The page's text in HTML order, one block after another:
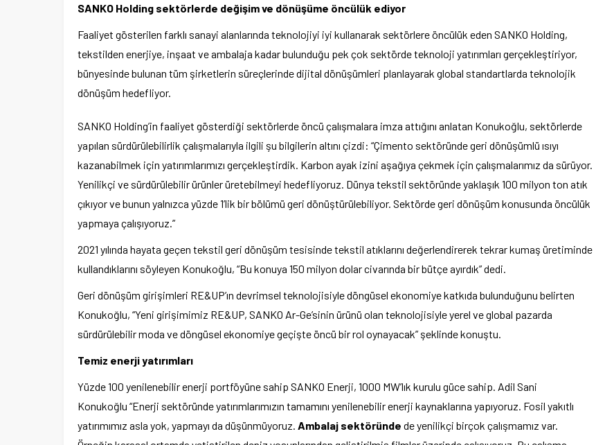
SANKO Holding sektörlerde değişim ve dönüşüme öncülük ediyor
Faaliyet gösterilen farklı sanayi alanlarında teknolojiyi iyi kullanarak sektörlere öncülük eden SANKO Holding,
tekstilden enerjiye, inşaat ve ambalaja kadar bulunduğu pek çok sektörde teknoloji yatırımları gerçekleştiriyor,
bünyesinde bulunan tüm şirketlerin süreçlerinde dijital dönüşümleri planlayarak global standartlarda teknolojik
dönüşüm hedefliyor.
SANKO Holding’in faaliyet gösterdiği sektörlerde öncü çalışmalara imza attığını anlatan Konukoğlu, sektörlerde
yapılan sürdürülebilirlik çalışmalarıyla ilgili şu bilgilerin altını çizdi: “Çimento sektöründe geri dönüşümlü ısıyı
kazanabilmek için yatırımlarımızı gerçekleştirdik. Karbon ayak izini aşağıya çekmek için çalışmalarımız da sürüyor.
Yenilikçi ve sürdürülebilir ürünler üretebilmeyi hedefliyoruz. Dünya tekstil sektöründe yaklaşık 100 milyon ton atık
çıkıyor ve bunun yalnızca yüzde 1’lik bir bölümü geri dönüştürülebiliyor. Sektörde geri dönüşüm konusunda öncülük
yapmaya çalışıyoruz.”
2021 yılında hayata geçen tekstil geri dönüşüm tesisinde tekstil atıklarını değerlendirerek tekrar kumaş üretiminde
kullandıklarını söyleyen Konukoğlu, “Bu konuya 150 milyon dolar civarında bir bütçe ayırdık” dedi.
Geri dönüşüm girişimleri RE&UP’ın devrimsel teknolojisiyle döngüsel ekonomiye katkıda bulunduğunu belirten
Konukoğlu, “Yeni girişimimiz RE&UP, SANKO Ar-Ge’sinin ürünü olan teknolojisiyle yerel ve global pazarda
sürdürülebilir moda ve döngüsel ekonomiye geçişte öncü bir rol oynayacak” şeklinde konuştu.
Temiz enerji yatırımları
Yüzde 100 yenilenebilir enerji portföyüne sahip SANKO Enerji, 1000 MW’lık kurulu güce sahip. Adil Sani
Konukoğlu “Enerji sektöründe yatırımlarımızın tamamını yenilenebilir enerji kaynaklarına yapıyoruz. Fosil yakıtlı
yatırımımız asla yok, yapmayı da düşünmüyoruz. Ambalaj sektöründe de yenilikçi birçok çalışmamız var.